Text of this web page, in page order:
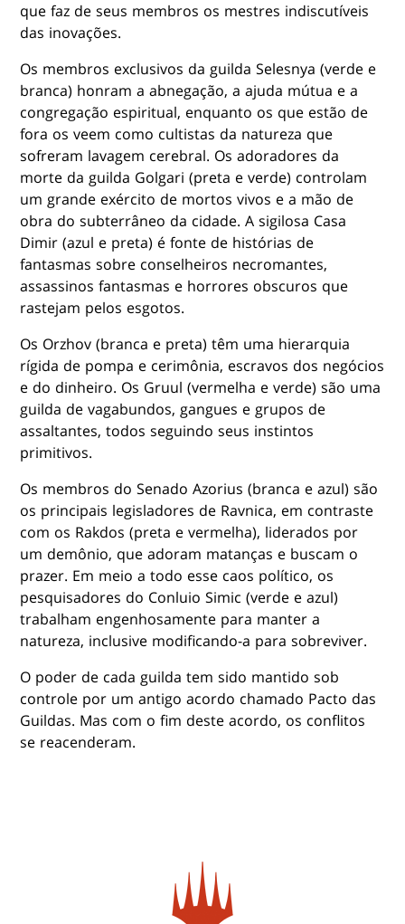
que faz de seus membros os mestres indiscutíveis
das inovações.
Os membros exclusivos da guilda Selesnya (verde e
branca) honram a abnegação, a ajuda mútua e a
congregação espiritual, enquanto os que estão de
fora os veem como cultistas da natureza que
sofreram lavagem cerebral. Os adoradores da
morte da guilda Golgari (preta e verde) controlam
um grande exército de mortos vivos e a mão de
obra do subterrâneo da cidade. A sigilosa Casa
Dimir (azul e preta) é fonte de histórias de
fantasmas sobre conselheiros necromantes,
assassinos fantasmas e horrores obscuros que
rastejam pelos esgotos.
Os Orzhov (branca e preta) têm uma hierarquia
rígida de pompa e cerimônia, escravos dos negócios
e do dinheiro. Os Gruul (vermelha e verde) são uma
guilda de vagabundos, gangues e grupos de
assaltantes, todos seguindo seus instintos
primitivos.
Os membros do Senado Azorius (branca e azul) são
os principais legisladores de Ravnica, em contraste
com os Rakdos (preta e vermelha), liderados por
um demônio, que adoram matanças e buscam o
prazer. Em meio a todo esse caos político, os
pesquisadores do Conluio Simic (verde e azul)
trabalham engenhosamente para manter a
natureza, inclusive modificando-a para sobreviver.
O poder de cada guilda tem sido mantido sob
controle por um antigo acordo chamado Pacto das
Guildas. Mas com o fim deste acordo, os conflitos
se reacenderam.